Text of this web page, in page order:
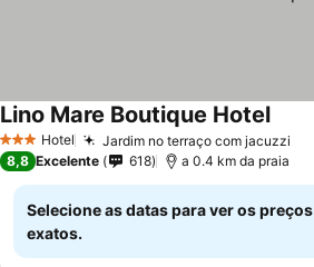
3 EstrelasHotel Jardim no terraço com jacuzzi
Lino Mare Boutique Hotel
8,8 Excelente 618 a 0.4 km da praia
Selecione as datas para ver os preços
exatos.